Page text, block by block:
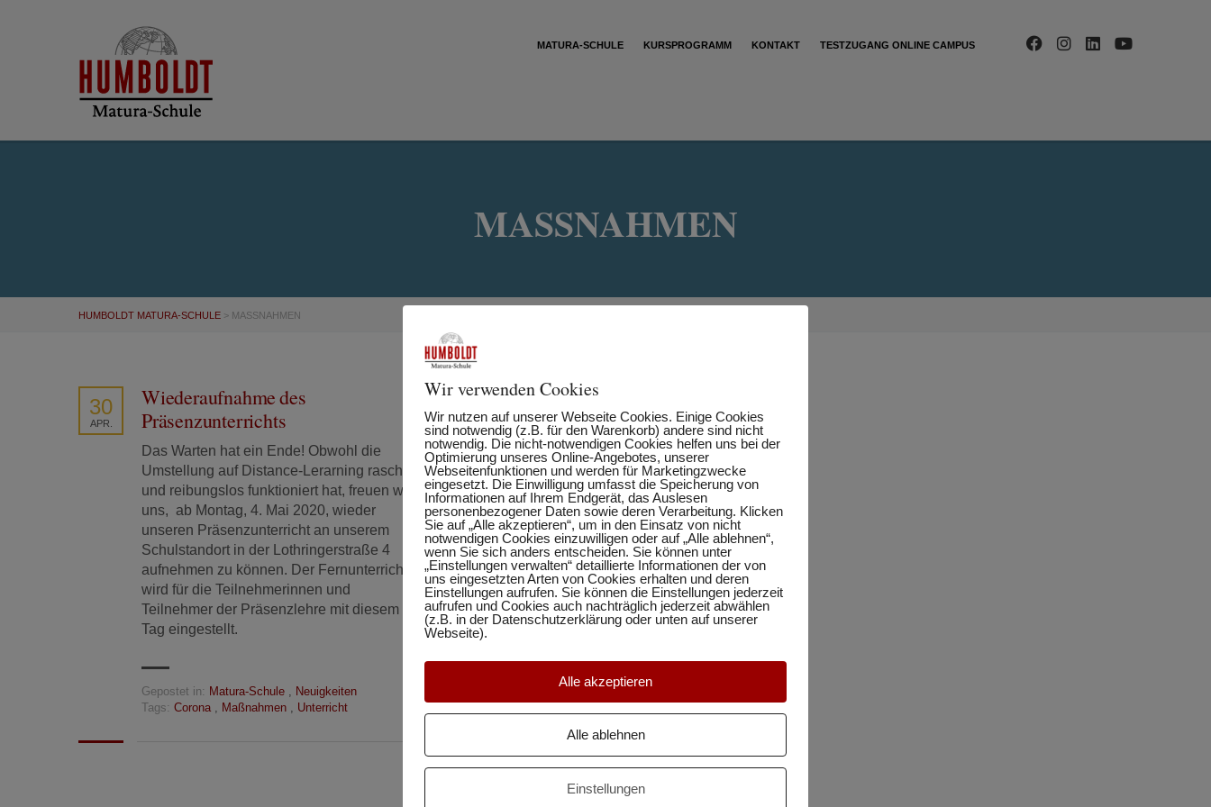
MATURA-SCHULE KURSPROGRAMM KONTAKT TESTZUGANG ONLINE CAMPUS
MASSNAHMEN
HUMBOLDT MATURA-SCHULE > MASSNAHMEN
Wiederaufnahme des
Präsenzunterrichts
30
APR.
Das Warten hat ein Ende! Obwohl die
Umstellung auf Distance-Lerarning rasch
und reibungslos funktioniert hat, freuen wir
uns, ab Montag, 4. Mai 2020, wieder
unseren Präsenzunterricht an unserem
Schulstandort in der Lothringerstraße 4
aufnehmen zu können. Der Fernunterricht
wird für die Teilnehmerinnen und
Teilnehmer der Präsenzlehre mit diesem
Tag eingestellt.
Gepostet in: Matura-Schule , Neuigkeiten
Tags: Corona , Maßnahmen , Unterricht
COVID-19 Maßnahmen an
der Humboldt Matura-Schule
14
MÄRZ
14.03.2020 Am Freitagnachmittag hat die
Regierung die Schließung aller
Unternehmen ab Montag, 16.3.2020
angekündigt, die nicht der notwendigen
Versorgung der Bevölkerung bzw. der
Aufrechterhaltung einer funktionierenden
Gesellschaft dienen. Dazu zählt auch die
Humboldt Matura-Schule. Zum Wohle
aller Beteiligten ergreifen wir ebenfalls
diese Maßnahme. Das bedeutet, dass ab
Allgemein , Matura-Schule
Wir verwenden Cookies
Wir nutzen auf unserer Webseite Cookies. Einige Cookies
sind notwendig (z.B. für den Warenkorb) andere sind nicht
notwendig. Die nicht-notwendigen Cookies helfen uns bei der
Optimierung unseres Online-Angebotes, unserer
Webseitenfunktionen und werden für Marketingzwecke
eingesetzt. Die Einwilligung umfasst die Speicherung von
Informationen auf Ihrem Endgerät, das Auslesen
personenbezogener Daten sowie deren Verarbeitung. Klicken
Sie auf „Alle akzeptieren“, um in den Einsatz von nicht
notwendigen Cookies einzuwilligen oder auf „Alle ablehnen“,
wenn Sie sich anders entscheiden. Sie können unter
„Einstellungen verwalten“ detaillierte Informationen der von
uns eingesetzten Arten von Cookies erhalten und deren
Einstellungen aufrufen. Sie können die Einstellungen jederzeit
aufrufen und Cookies auch nachträglich jederzeit abwählen
(z.B. in der Datenschutzerklärung oder unten auf unserer
Webseite).
Alle akzeptieren
Alle ablehnen
Einstellungen